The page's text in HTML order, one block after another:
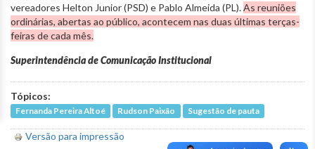
vereadores Helton Junior (PSD) e Pablo Almeida (PL).As reuniões
ordinárias, abertas ao público, acontecem nas duas últimas terças-
feiras de cada mês.
Superintendência de Comunicação Institucional
Tópicos:
Fernanda Pereira Altoé Rudson Paixão Sugestão de pauta
Versão para impressão